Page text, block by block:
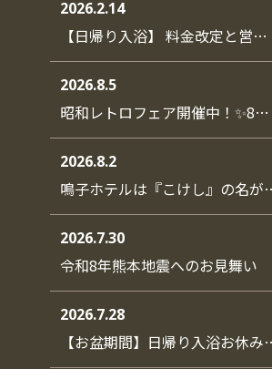
2026.2.14
【日帰り入浴】 料金改定と営…
2026.8.5
昭和レトロフェア開催中！✨8…
2026.8.2
鳴子ホテルは『こけし』の名が
2026.7.30
令和8年熊本地震へのお見舞い
2026.7.28
【お盆期間】日帰り入浴お休